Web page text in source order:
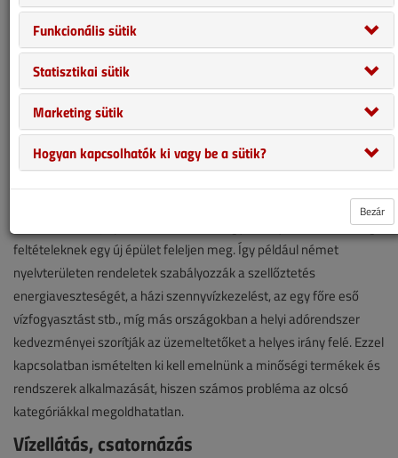
Mai szemlélettel szükséges foglalkozni a környezetvédelmi,
anyagtakarékossági problémákkal is. Ezek tekintetében az
európai csatlakozás közeledtével jogi szabályozásra is
elsősorban az új építéseknél előírás, hogy bizonyos takarékossági
feltételeknek egy új épület feleljen meg. Így például német
nyelvterületen rendeletek szabályozzák a szellőztetés
energiaveszteségét, a házi szennyvízkezelést, az egy főre eső
vízfogyasztást stb., míg más országokban a helyi adórendszer
kedvezményei szorítják az üzemeltetőket a helyes irány felé. Ezzel
kapcsolatban ismételten ki kell emelnünk a minőségi termékek és
rendszerek alkalmazását, hiszen számos probléma az olcsó
kategóriákkal megoldhatatlan.
Vízellátás, csatornázás
Funkcionális sütik
Statisztikai sütik
Marketing sütik
Hogyan kapcsolhatók ki vagy be a sütik?
Bezár